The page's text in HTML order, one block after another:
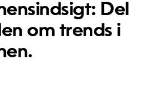
Del
om trends i